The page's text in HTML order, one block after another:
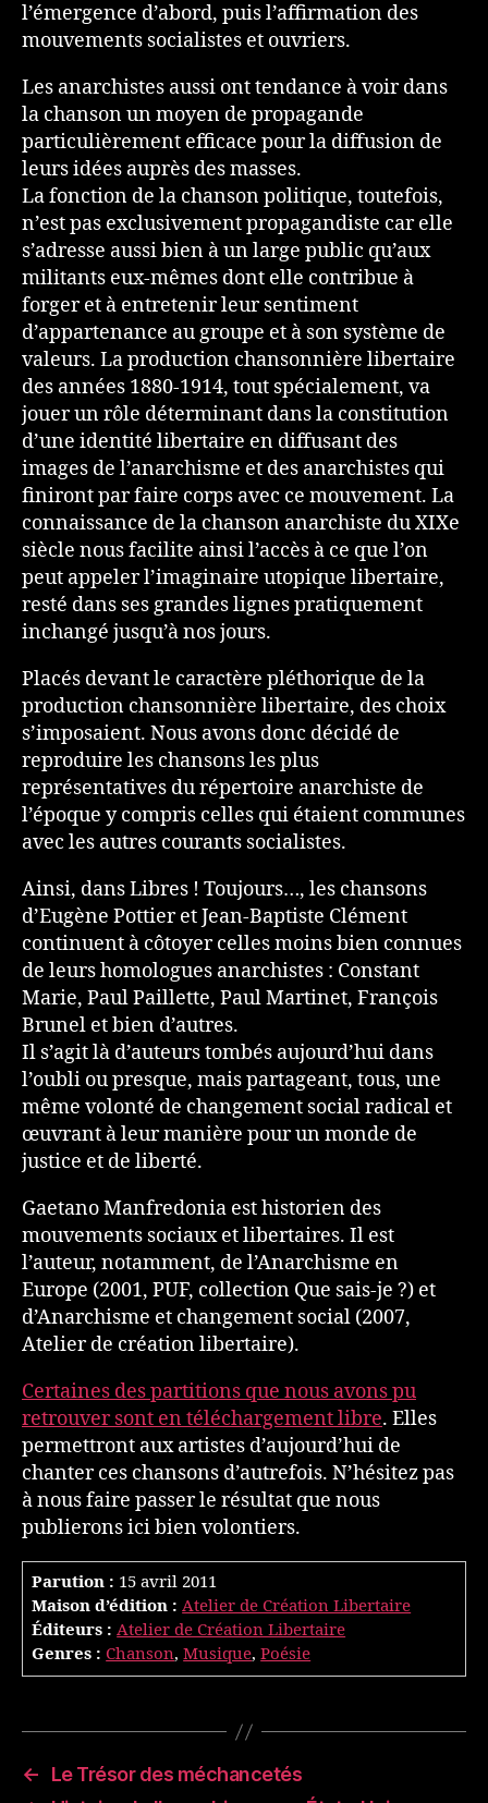
l’émergence d’abord, puis l’affirmation des
mouvements socialistes et ouvriers.
Les anarchistes aussi ont tendance à voir dans
la chanson un moyen de propagande
particulièrement efficace pour la diffusion de
leurs idées auprès des masses.
La fonction de la chanson politique, toutefois,
n’est pas exclusivement propagandiste car elle
s’adresse aussi bien à un large public qu’aux
militants eux-mêmes dont elle contribue à
forger et à entretenir leur sentiment
d’appartenance au groupe et à son système de
valeurs. La production chansonnière libertaire
des années 1880-1914, tout spécialement, va
jouer un rôle déterminant dans la constitution
d’une identité libertaire en diffusant des
images de l’anarchisme et des anarchistes qui
finiront par faire corps avec ce mouvement. La
connaissance de la chanson anarchiste du XIXe
siècle nous facilite ainsi l’accès à ce que l’on
peut appeler l’imaginaire utopique libertaire,
resté dans ses grandes lignes pratiquement
inchangé jusqu’à nos jours.
Placés devant le caractère pléthorique de la
production chansonnière libertaire, des choix
s’imposaient. Nous avons donc décidé de
reproduire les chansons les plus
représentatives du répertoire anarchiste de
l’époque y compris celles qui étaient communes
avec les autres courants socialistes.
Ainsi, dans Libres ! Toujours…, les chansons
d’Eugène Pottier et ­Jean­-Baptiste Clément
continuent à côtoyer celles moins bien connues
de leurs homologues anarchistes : Constant
Marie, Paul Paillette, Paul Martinet, François
Brunel et bien d’autres.
Il s’agit là d’auteurs tombés aujourd’hui dans
l’oubli ou presque, mais partageant, tous, une
même volonté de changement social radical et
œuvrant à leur manière pour un monde de
justice et de liberté.
Gaetano Manfredonia est historien des
mouvements sociaux et libertaires. Il est
l’auteur, notamment, de l’Anarchisme en
Europe (2001, PUF, collection Que sais-je ?) et
d’Anarchisme et changement social (2007,
Atelier de création libertaire).
Certaines des partitions que nous avons pu
retrouver sont en téléchargement libre. Elles
permettront aux artistes d’aujourd’hui de
chanter ces chansons d’autrefois. N’hésitez pas
à nous faire passer le résultat que nous
publierons ici bien volontiers.
Parution : 15 avril 2011
Maison d’édition : Atelier de Création Libertaire
Éditeurs : Atelier de Création Libertaire
Genres : Chanson,Musique,Poésie
←
Le Trésor des méchancetés